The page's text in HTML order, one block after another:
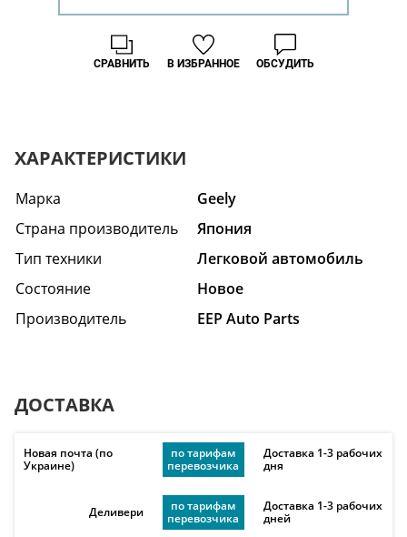
В ИЗБРАННОЕ
СРАВНИТЬ ОБСУДИТЬ
ХАРАКТЕРИСТИКИ
Марка
Geely
Страна производитель
Япония
Тип техники
Легковой автомобиль
Состояние
Hовое
Производитель
EEP Auto Parts
ДОСТАВКА
Новая почта (по
Украине)
по тарифам
перевозчика
Доставка 1-3 рабочих
дня
Деливери
по тарифам
перевозчика
Доставка 1-3 рабочих
дней